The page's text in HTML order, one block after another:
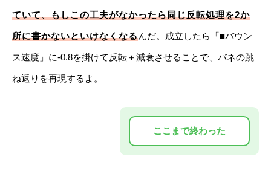
ていて、もしこの工夫がなかったら同じ反転処理を2か
所に書かないといけなくなるんだ。成立したら「■バウン
ス速度」に-0.8を掛けて反転＋減衰させることで、バネの跳
ね返りを再現するよ。